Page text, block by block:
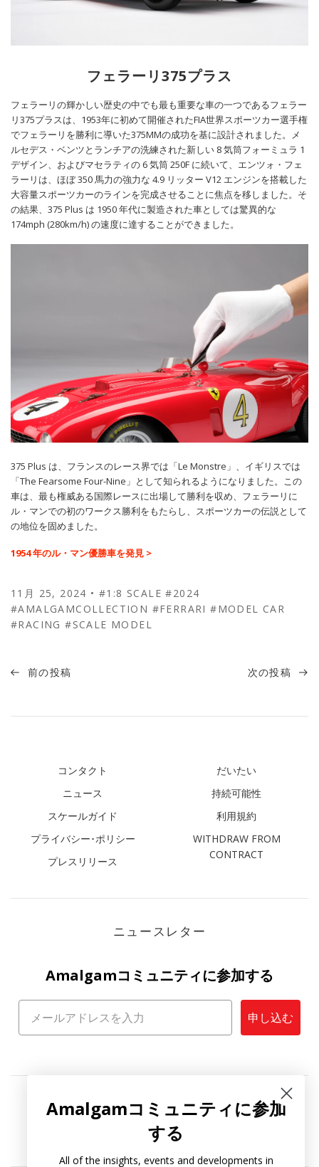
フェラーリ375プラス
フェラーリの輝かしい歴史の中でも最も重要な車の一つであるフェラー
リ375プラスは、1953年に初めて開催されたFIA世界スポーツカー選手権
でフェラーリを勝利に導いた375MMの成功を基に設計されました。メ
ルセデス・ベンツとランチアの洗練された新しい 8 気筒フォーミュラ 1
デザイン、およびマセラティの 6 気筒 250F に続いて、エンツォ・フェ
ラーリは、ほぼ 350 馬力の強力な 4.9 リッター V12 エンジンを搭載した
大容量スポーツカーのラインを完成させることに焦点を移しました。そ
の結果、375 Plus は 1950 年代に製造された車としては驚異的な
174mph (280km/h) の速度に達することができました。
375 Plus は、フランスのレース界では「Le Monstre」、イギリスでは
「The Fearsome Four-Nine」として知られるようになりました。この
車は、最も権威ある国際レースに出場して勝利を収め、フェラーリに
ル・マンでの初のワークス勝利をもたらし、スポーツカーの伝説として
の地位を固めました。
1954 年のル・マン優勝車を発見 >
11月 25, 2024 •#1:8 SCALE #2024
#AMALGAMCOLLECTION #FERRARI #MODEL CAR
#RACING #SCALE MODEL
前の投稿 次の投稿
コンタクト
ニュース
スケールガイド
プライバシー･ポリシー
プレスリリース
だいたい
持続可能性
利用規約
WITHDRAW FROM
CONTRACT
ニュースレター
Amalgamコミュニティに参加する
申し込む
Amalgamコミュニティに参加
する
All of the insights, events and developments in